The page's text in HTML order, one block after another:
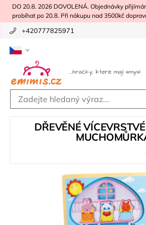
DO 20.8. 2026 DOVOLENÁ. Objednávky
probíhat po 20.8. Při nákupu nad 3500kč
+420777825971
DŘEVĚNÉ